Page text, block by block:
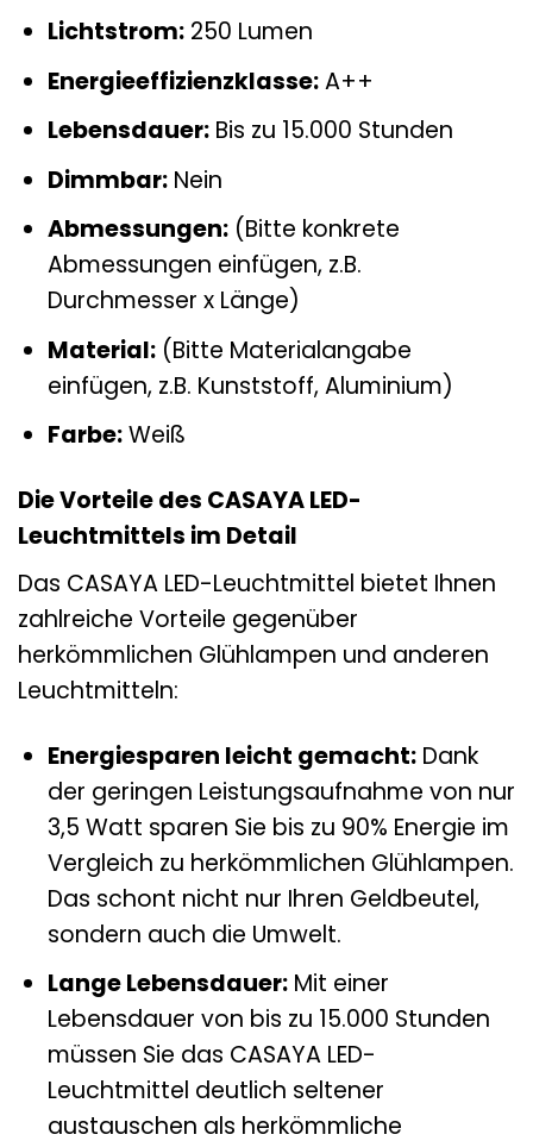
Lichtstrom:250 Lumen
Energieeffizienzklasse:A++
Lebensdauer:Bis zu 15.000 Stunden
Dimmbar:Nein
Abmessungen:(Bitte konkrete
Abmessungen einfügen, z.B.
Durchmesser x Länge)
Material:(Bitte Materialangabe
einfügen, z.B. Kunststoff, Aluminium)
Farbe:Weiß
Die Vorteile des CASAYA LED-
Leuchtmittels im Detail
Das CASAYA LED-Leuchtmittel bietet Ihnen
zahlreiche Vorteile gegenüber
herkömmlichen Glühlampen und anderen
Leuchtmitteln:
Energiesparen leicht gemacht:Dank
der geringen Leistungsaufnahme von nur
3,5 Watt sparen Sie bis zu 90% Energie im
Vergleich zu herkömmlichen Glühlampen.
Das schont nicht nur Ihren Geldbeutel,
sondern auch die Umwelt.
Lange Lebensdauer:Mit einer
Lebensdauer von bis zu 15.000 Stunden
müssen Sie das CASAYA LED-
Leuchtmittel deutlich seltener
austauschen als herkömmliche